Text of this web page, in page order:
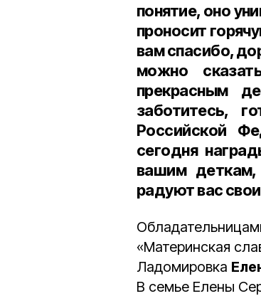
понятие, оно
проносит
вам спасибо,
можно
прекрасным
заботитесь,
Российской
сегодня
вашим деткам,
радуют вас
«Материнская
Ладомировка
В семье Елены